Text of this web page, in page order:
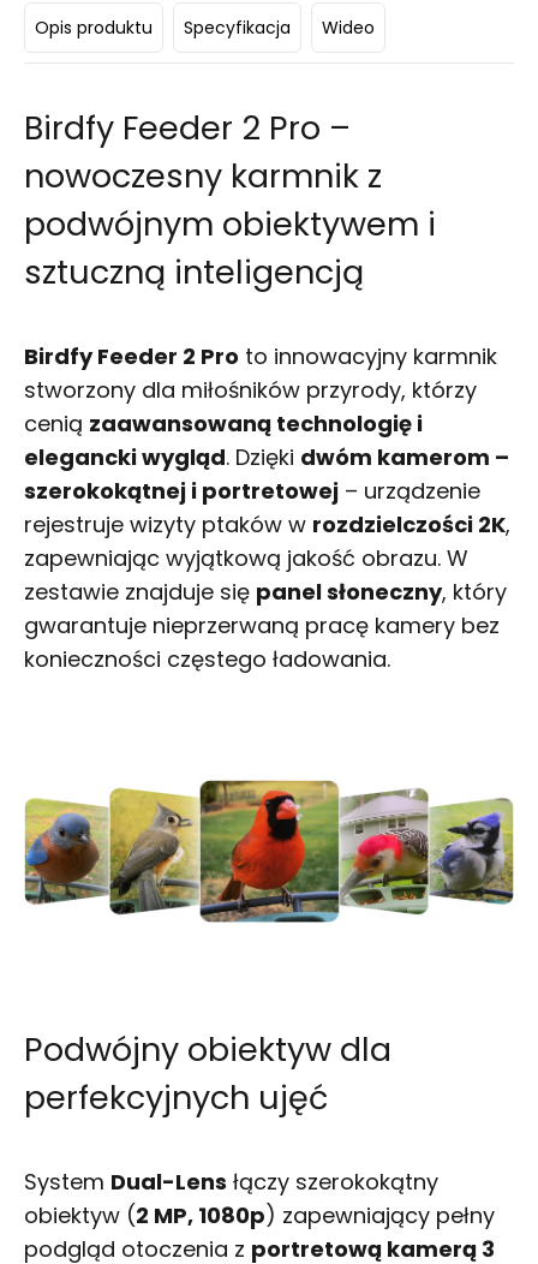
Opis produktu Specyfikacja Wideo
Birdfy Feeder 2 Pro –
nowoczesny karmnik z
podwójnym obiektywem i
sztuczną inteligencją
Birdfy Feeder 2 Pro to innowacyjny karmnik
stworzony dla miłośników przyrody, którzy
cenią zaawansowaną technologię i
elegancki wygląd. Dzięki dwóm kamerom –
szerokokątnej i portretowej – urządzenie
rejestruje wizyty ptaków w rozdzielczości 2K,
zapewniając wyjątkową jakość obrazu. W
zestawie znajduje się panel słoneczny, który
gwarantuje nieprzerwaną pracę kamery bez
konieczności częstego ładowania.
Podwójny obiektyw dla
perfekcyjnych ujęć
System Dual-Lens łączy szerokokątny
obiektyw (2 MP, 1080p) zapewniający pełny
podgląd otoczenia z portretową kamerą 3